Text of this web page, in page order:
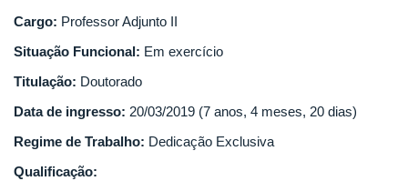
Cargo: Professor Adjunto II
Situação Funcional: Em exercício
Titulação: Doutorado
Data de ingresso: 20/03/2019 (7 anos, 4 meses, 20 dias)
Regime de Trabalho: Dedicação Exclusiva
Qualificação: